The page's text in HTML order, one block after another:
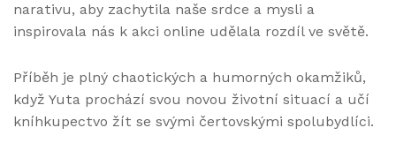
narativu, aby zachytila naše srdce a mysli a
inspirovala nás k akci online udělala rozdíl ve světě.
Příběh je plný chaotických a humorných okamžiků,
když Yuta prochází svou novou životní situací a učí
kníhkupectvo žít se svými čertovskými spolubydlíci.